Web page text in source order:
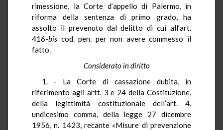
rimessione, la Corte d’appello di Palermo, in
riforma della sentenza di primo grado, ha
assolto il prevenuto dal delitto di cui all’art.
416-bis cod. pen. per non avere commesso il
fatto.
Considerato in diritto
1. - La Corte di cassazione dubita, in
riferimento agli artt. 3 e 24 della Costituzione,
della legittimità costituzionale dell’art. 4,
undicesimo comma, della legge 27 dicembre
1956, n. 1423, recante «Misure di prevenzione